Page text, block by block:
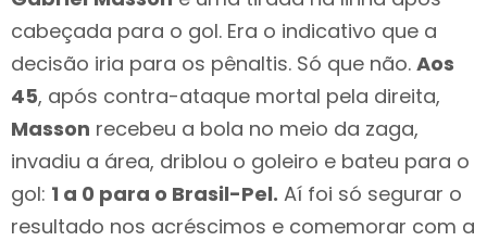
cabeçada para o gol. Era o indicativo que a
decisão iria para os pênaltis. Só que não. Aos
45, após contra-ataque mortal pela direita,
Masson recebeu a bola no meio da zaga,
invadiu a área, driblou o goleiro e bateu para o
gol: 1 a 0 para o Brasil-Pel. Aí foi só segurar o
resultado nos acréscimos e comemorar com a